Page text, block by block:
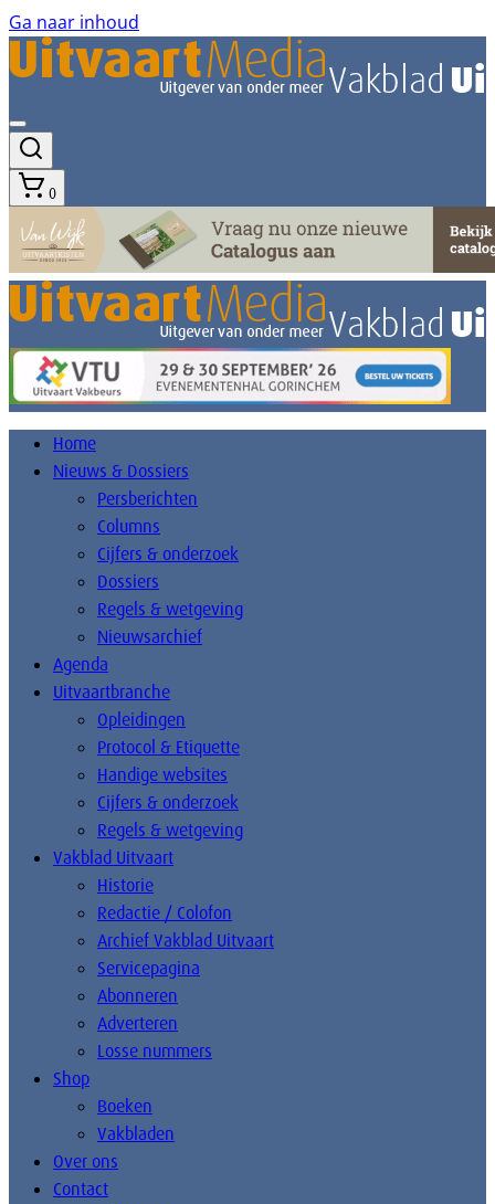
Ga naar inhoud
0
Home
Nieuws & Dossiers
Persberichten
Columns
Cijfers & onderzoek
Dossiers
Regels & wetgeving
Nieuwsarchief
Agenda
Uitvaartbranche
Opleidingen
Protocol & Etiquette
Handige websites
Cijfers & onderzoek
Regels & wetgeving
Vakblad Uitvaart
Historie
Redactie / Colofon
Archief Vakblad Uitvaart
Servicepagina
Abonneren
Adverteren
Losse nummers
Shop
Boeken
Vakbladen
Over ons
Contact